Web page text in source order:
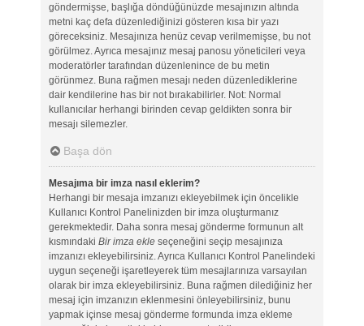
göndermişse, başlığa döndüğünüzde mesajınızın altında
metni kaç defa düzenlediğinizi gösteren kısa bir yazı
göreceksiniz. Mesajınıza henüz cevap verilmemişse, bu not
görülmez. Ayrıca mesajınız mesaj panosu yöneticileri veya
moderatörler tarafından düzenlenince de bu metin
görünmez. Buna rağmen mesajı neden düzenlediklerine
dair kendilerine has bir not bırakabilirler. Not: Normal
kullanıcılar herhangi birinden cevap geldikten sonra bir
mesajı silemezler.
Başa dön
Mesajıma bir imza nasıl eklerim?
Herhangi bir mesaja imzanızı ekleyebilmek için öncelikle
Kullanıcı Kontrol Panelinizden bir imza oluşturmanız
gerekmektedir. Daha sonra mesaj gönderme formunun alt
kısmındaki Bir imza ekleseçeneğini seçip mesajınıza
imzanızı ekleyebilirsiniz. Ayrıca Kullanıcı Kontrol Panelindeki
uygun seçeneği işaretleyerek tüm mesajlarınıza varsayılan
olarak bir imza ekleyebilirsiniz. Buna rağmen dilediğiniz her
mesaj için imzanızın eklenmesini önleyebilirsiniz, bunu
yapmak içinse mesaj gönderme formunda imza ekleme